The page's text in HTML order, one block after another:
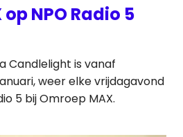
NPO Radio 5
Candlelight is vanaf
weer elke vrijdagavond
5 bij Omroep MAX.